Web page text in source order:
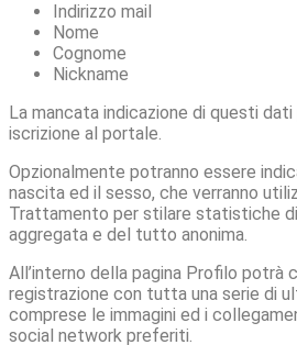
Indirizzo mail
Nome
Cognome
Nickname
La mancata indicazione di questi
iscrizione al portale.
Opzionalmente potranno essere
nascita ed il sesso, che verranno
Trattamento per stilare statistiche
aggregata e del tutto anonima.
All’interno della pagina Profilo potrà
registrazione con tutta una serie di
comprese le immagini ed i
social network preferiti.